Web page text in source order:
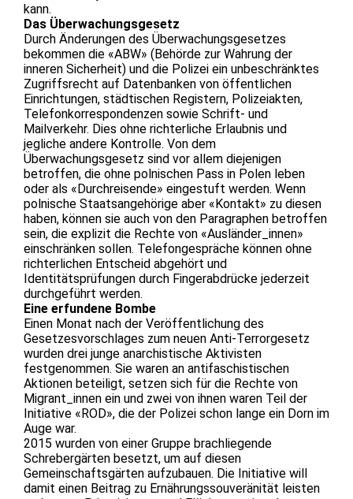
kann.
Das Überwachungsgesetz
Durch Änderungen des Überwachungsgesetzes
bekommen die «ABW» (Behörde zur Wahrung der
inneren Sicherheit) und die Polizei ein unbeschränktes
Zugriffsrecht auf Datenbanken von öffentlichen
Einrichtungen, städtischen Registern, Polizeiakten,
Telefonkorrespondenzen sowie Schrift- und
Mailverkehr. Dies ohne richterliche Erlaubnis und
jegliche andere Kontrolle. Von dem
Überwachungsgesetz sind vor allem diejenigen
betroffen, die ohne polnischen Pass in Polen leben
oder als «Durchreisende» eingestuft werden. Wenn
polnische Staatsangehörige aber «Kontakt» zu diesen
haben, können sie auch von den Paragraphen betroffen
sein, die explizit die Rechte von «Ausländer_innen»
einschränken sollen. Telefongespräche können ohne
richterlichen Entscheid abgehört und
Identitätsprüfungen durch Fingerabdrücke jederzeit
durchgeführt werden.
Eine erfundene Bombe
Einen Monat nach der Veröffentlichung des
Gesetzesvorschlages zum neuen Anti-Terrorgesetz
wurden drei junge anarchistische Aktivisten
festgenommen. Sie waren an antifaschistischen
Aktionen beteiligt, setzen sich für die Rechte von
Migrant_innen ein und zwei von ihnen waren Teil der
Initiative «ROD», die der Polizei schon lange ein Dorn im
Auge war.
2015 wurden von einer Gruppe brachliegende
Schrebergärten besetzt, um auf diesen
Gemeinschaftsgärten aufzubauen. Die Initiative will
damit einen Beitrag zu Ernährungssouveränität leisten